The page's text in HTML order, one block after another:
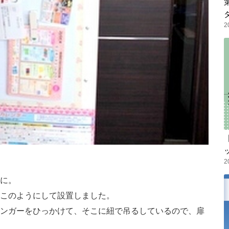
。
のようにして設置しました。
ガーをひっかけて、そこに紐で吊るしているので、扉